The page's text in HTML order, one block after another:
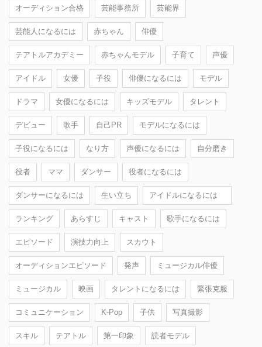
オーディション合格 芸能事務所 芸能界
芸能人になるには 赤ちゃん 俳優
テアトルアカデミー 赤ちゃんモデル 子育て 声優
アイドル 女優 子役 俳優になるには モデル
ドラマ 女優になるには キッズモデル タレント
デビュー 歌手 自己PR モデルになるには
子役になるには なり方 声優になるには 自分磨き
役者 ママ ダンサー 役者になるには
ダンサーになるには 生い立ち アイドルになるには
ランキング あらすじ キャスト 歌手になるには
エピソード 演技力向上 スカウト
オーディションエピソード 発声 ミュージカル俳優
ミュージカル 映画 タレントになるには 緊張克服
コミュニケーション K-Pop 子供 写真撮影
スキル テアトル 第一印象 読者モデル